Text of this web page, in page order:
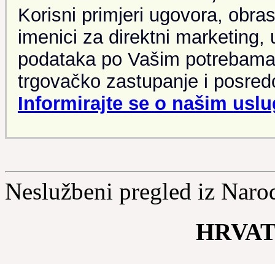
Korisni primjeri ugovora,
imenici za direktni
podataka po Vašim
trgovačko zastupanje i
Informirajte se o našim
Neslužbeni pregled iz